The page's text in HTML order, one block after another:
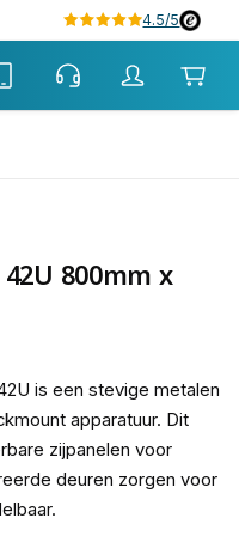
4.5/5
800mm x
is een stevige metalen
apparatuur. Dit
zijpanelen voor
deuren zorgen voor